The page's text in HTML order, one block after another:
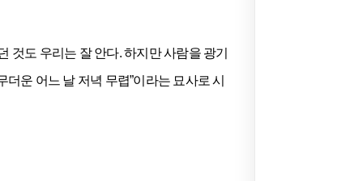
도 우리는 잘 안다. 하지만 사람을 광기
운 어느 날 저녁 무렵”이라는 묘사로 시